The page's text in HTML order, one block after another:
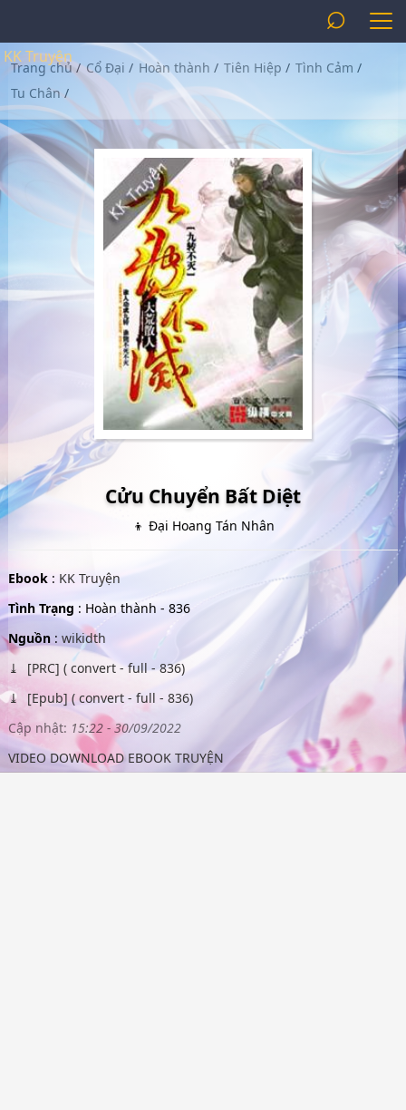
KK Truyện
⌕
Trang chủ/ Cổ Đại / Hoàn thành / Tiên Hiệp / Tình Cảm /
Tu Chân /
Cửu Chuyển Bất Diệt
👦 Đại Hoang Tán Nhân
Ebook : KK Truyện
Tình Trạng : Hoàn thành - 836
Nguồn: wikidth
[PRC] ( convert - full - 836)
[Epub] ( convert - full - 836)
Cập nhật: 15:22 - 30/09/2022
VIDEO DOWNLOAD EBOOK TRUYỆN